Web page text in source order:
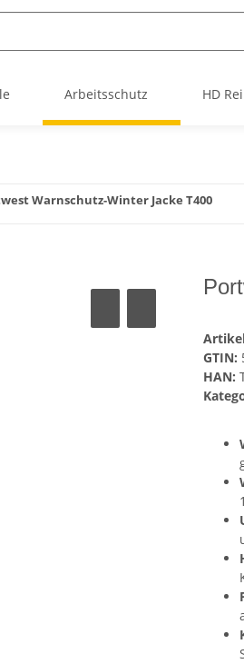
Arbeitsschutz HD
Warnschutz-Winter Jacke T400
GTIN:
HAN: